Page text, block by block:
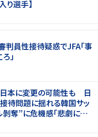
り選手】
判員性接待疑惑でJFA「事
」
本に変更の可能性も 日
待問題に揺れる韓国サッ
奪”に危機感「悲劇に見